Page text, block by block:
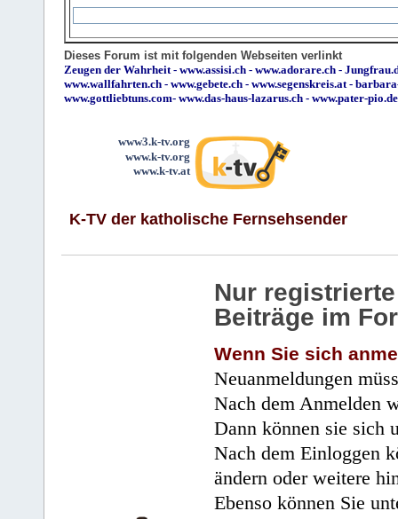
Dieses Forum ist mit folgenden Webseiten verlinkt
Zeugen der Wahrheit- www.assisi.ch - www.adorare.ch -
www.wallfahrten.ch - www.gebete.ch - www.segenskreis.at-
www.gottliebtuns.com- www.das-haus-lazarus.ch - www.pater-pio.de
www3.k-tv.org
www.k-tv.org
www.k-tv.at
K-TV der katholische Fernsehsender
Nur
Beiträge im
Wenn Sie sich
Neuanmeldungen
Nach dem Anmelden
Dann können sie sich
Nach dem Einloggen
ändern oder weitere
Ebenso können Sie